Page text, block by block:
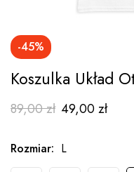
-45%
Koszulka Układ
89,00zł 49,00zł
Rozmiar: L